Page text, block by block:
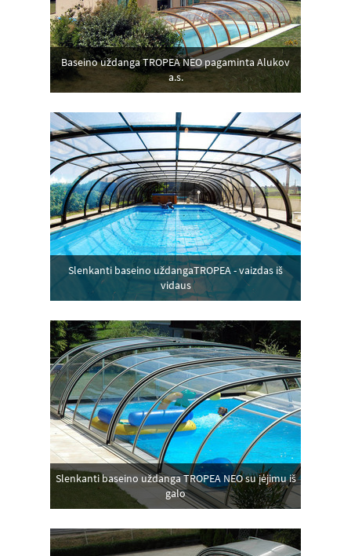
Baseino uždanga TROPEA NEO pagaminta Alukov
a.s.
Slenkanti baseino uždangaTROPEA - vaizdas iš
vidaus
Slenkanti baseino uždanga TROPEA NEO su įėjimu iš
galo